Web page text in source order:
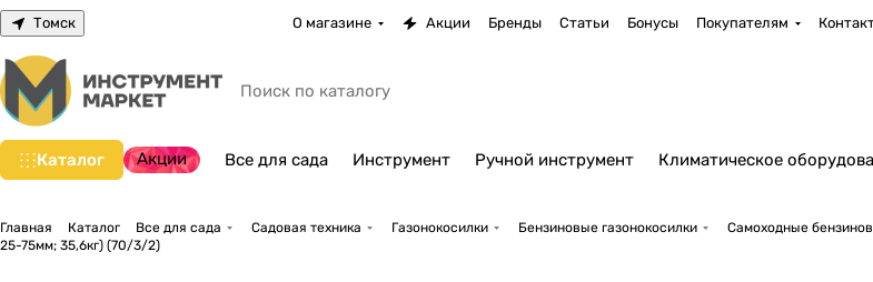
Томск О магазине Акции Бренды Статьи Бонусы Покупателям
Каталог Акции Все для сада Инструмент Ручной инструмент Климатическое
Главная Каталог Все для сада Садовая техника Газонокосилки Бензиновые газонокосилки Самоходные
25-75мм; 35,6кг) (70/3/2)